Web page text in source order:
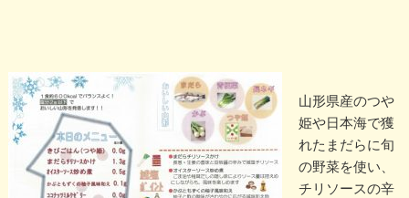
山形県産のつや
姫や日本海で獲
れたまだらに旬
の野菜を使い、
チリソースの辛